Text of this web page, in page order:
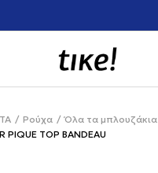
Ρούχα Όλα τα μπλουζάκια
PIQUE TOP BANDEAU